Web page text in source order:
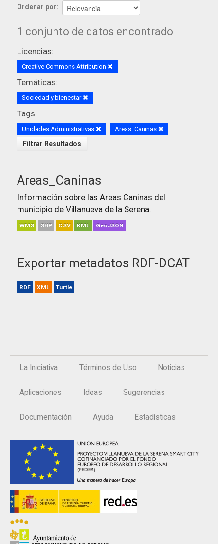
Ordenar por
1 conjunto de datos encontrado
Licencias:
Creative Commons Attribution
Temáticas:
Sociedad y bienestar
Tags:
Unidades Administrativas Areas_Caninas
Filtrar Resultados
Areas_Caninas
Información sobre las Areas Caninas del
municipio de Villanueva de la Serena.
WMS SHP CSV KML GeoJSON
Exportar metadatos RDF-DCAT
RDF XML Turtle
La Iniciativa Términos de Uso Noticias
Aplicaciones Ideas Sugerencias
Documentación Ayuda Estadísticas